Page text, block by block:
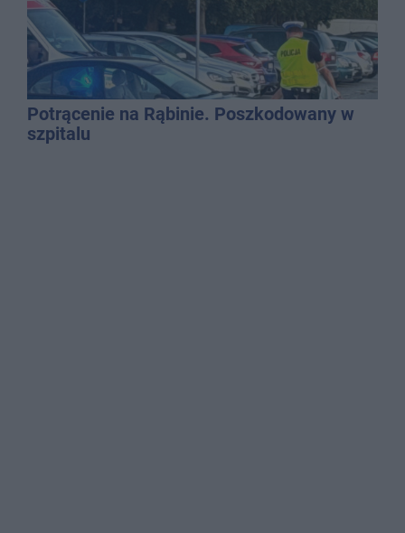
Potrącenie na Rąbinie. Poszkodowany w
szpitalu